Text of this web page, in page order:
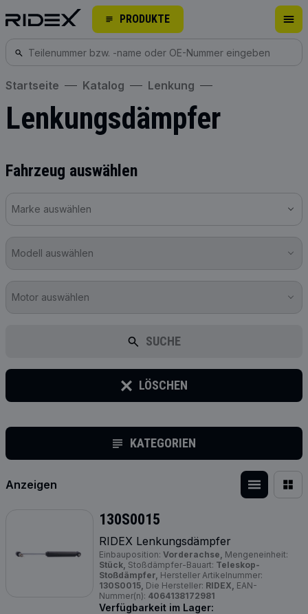
PRODUKTE
Startseite Katalog Lenkung
Lenkungsdämpfer
Fahrzeug auswählen
Marke auswählen
Modell auswählen
Motor auswählen
SUCHE
LÖSCHEN
KATEGORIEN
Anzeigen
130S0015
RIDEX Lenkungsdämpfer
Einbauposition: Vorderachse, Mengeneinheit:
Stück, Stoßdämpfer-Bauart: Teleskop-
Stoßdämpfer, Hersteller Artikelnummer:
130S0015, Die Hersteller: RIDEX, EAN-
Nummer(n): 4064138172981
Verfügbarkeit im Lager: